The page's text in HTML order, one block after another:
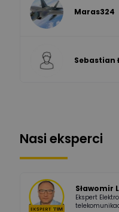
Maras324
Sebastian
Pawel02
Nasi eksperci
Sławomir
Ekspert